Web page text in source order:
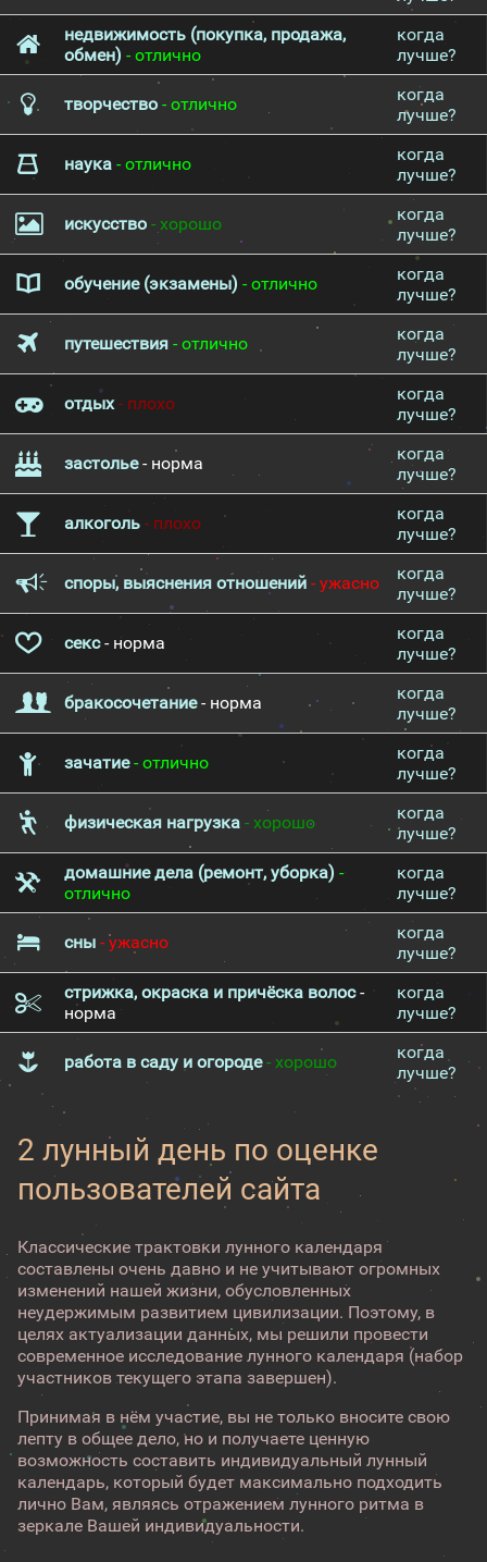
недвижимость (покупка, продажа,
обмен) - отлично
когда
лучше?
творчество - отлично
когда
лучше?
наука - отлично
когда
лучше?
искусство - хорошо
когда
лучше?
обучение (экзамены) - отлично
когда
лучше?
путешествия - отлично
когда
лучше?
отдых- плохо
когда
лучше?
застолье- норма
когда
лучше?
алкоголь - плохо
когда
лучше?
споры, выяснения отношений - ужасно
когда
лучше?
секс- норма
когда
лучше?
бракосочетание- норма
когда
лучше?
зачатие- отлично
когда
лучше?
физическая нагрузка - хорошо
когда
лучше?
домашние дела (ремонт, уборка) -
отлично
когда
лучше?
сны - ужасно
когда
лучше?
стрижка, окраска и причёска волос-
норма
когда
лучше?
работа в саду и огороде- хорошо
когда
лучше?
2 лунный день по оценке
пользователей сайта
Классические трактовки лунного календаря
составлены очень давно и не учитывают огромных
изменений нашей жизни, обусловленных
неудержимым развитием цивилизации. Поэтому, в
целях актуализации данных, мы решили провести
современное исследование лунного календаря (набор
участников текущего этапа завершен).
Принимая в нём участие, вы не только вносите свою
лепту в общее дело, но и получаете ценную
возможность составить индивидуальный лунный
календарь, который будет максимально подходить
лично Вам, являясь отражением лунного ритма в
зеркале Вашей индивидуальности.